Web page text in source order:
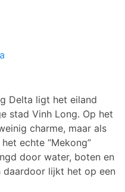
Delta ligt het eiland
stad Vinh Long. Op het
charme, maar als
echte “Mekong”
door water, boten en
daardoor lijkt het op een